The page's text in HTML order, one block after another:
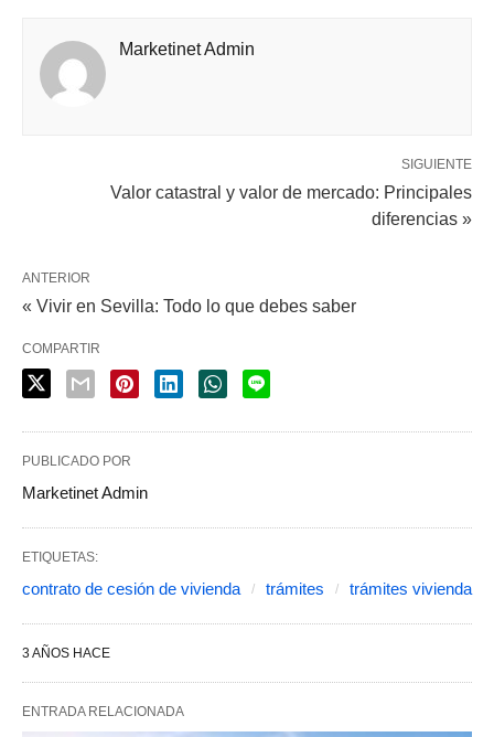
Marketinet Admin
SIGUIENTE
Valor catastral y valor de mercado: Principales
diferencias »
ANTERIOR
« Vivir en Sevilla: Todo lo que debes saber
COMPARTIR
PUBLICADO POR
Marketinet Admin
ETIQUETAS:
contrato de cesión de vivienda trámites trámites vivienda
3 AÑOS HACE
ENTRADA RELACIONADA